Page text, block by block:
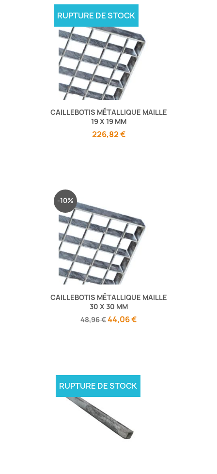
CAILLEBOTIS MÉTALLIQUE MAILLE
19 X 19 MM
226,82 €
RUPTURE DE STOCK
CAILLEBOTIS MÉTALLIQUE MAILLE
30 X 30 MM
48,96 €44,06 €
-10%
RUPTURE DE STOCK